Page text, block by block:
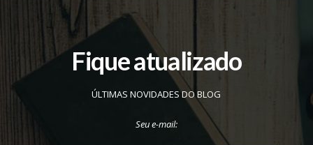
Fique atualizado
ÚLTIMAS NOVIDADES DO BLOG
Seu e-mail: